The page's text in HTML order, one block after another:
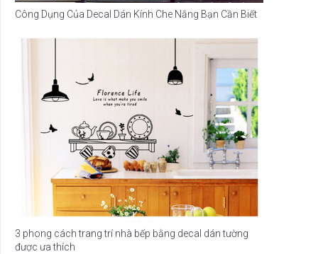
Công Dụng Của Decal Dán Kính Che Nắng Bạn Cần Biết
3 phong cách trang trí nhà bếp bằng decal dán tường
được ưa thích